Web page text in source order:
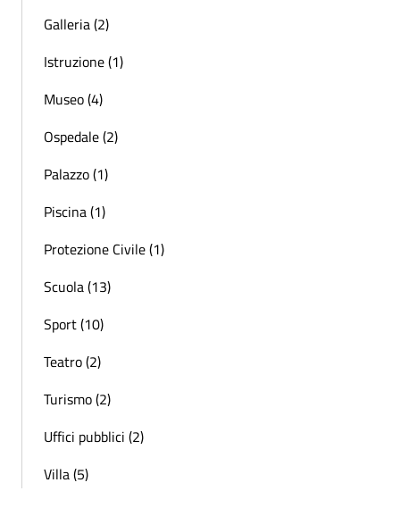
Galleria (2)
Istruzione (1)
Museo (4)
Ospedale (2)
Palazzo (1)
Piscina (1)
Protezione Civile (1)
Scuola (13)
Sport (10)
Teatro (2)
Turismo (2)
Uffici pubblici (2)
Villa (5)